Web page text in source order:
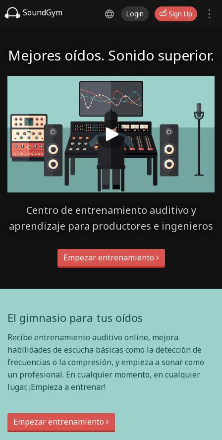
SoundGym Login Sign Up
Mejores oídos. Sonido superior.
Centro de entrenamiento auditivo y
aprendizaje para productores e ingenieros
Empezar entrenamiento
El gimnasio para tus oídos
Recibe entrenamiento auditivo online, mejora
habilidades de escucha básicas como la detección de
frecuencias o la compresión, y empieza a sonar como
un profesional. En cualquier momento, en cualquier
lugar. ¡Empieza a entrenar!
Empezar entrenamiento